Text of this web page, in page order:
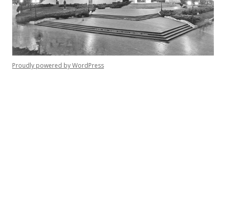
Proudly powered by WordPress